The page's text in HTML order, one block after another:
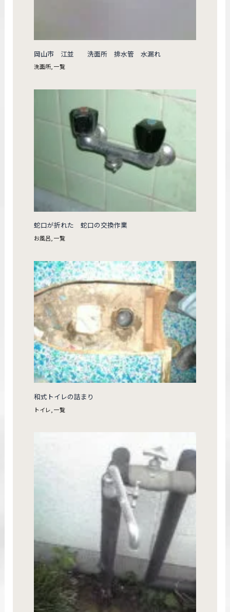
岡山市 江並 洗面所 排水管 水漏れ
洗面所,一覧
蛇口が折れた 蛇口の交換作業
お風呂 ,一覧
和式トイレの詰まり
トイレ ,一覧